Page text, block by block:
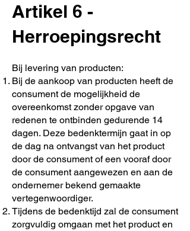
Artikel 6 -
Herroepingsrecht
Bij levering van producten:
Bij de aankoop van producten heeft de
consument de mogelijkheid de
overeenkomst zonder opgave van
redenen te ontbinden gedurende 14
dagen. Deze bedenktermijn gaat in op
de dag na ontvangst van het product
door de consument of een vooraf door
de consument aangewezen en aan de
ondernemer bekend gemaakte
vertegenwoordiger.
Tijdens de bedenktijd zal de consument
zorgvuldig omgaan met het product en